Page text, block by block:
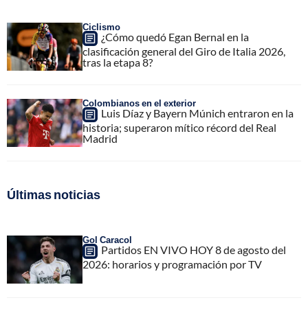
Ciclismo
¿Cómo quedó Egan Bernal en la
clasificación general del Giro de Italia 2026,
tras la etapa 8?
Colombianos en el exterior
Luis Díaz y Bayern Múnich entraron en la
historia; superaron mítico récord del Real
Madrid
Últimas noticias
Gol Caracol
Partidos EN VIVO HOY 8 de agosto del
2026: horarios y programación por TV